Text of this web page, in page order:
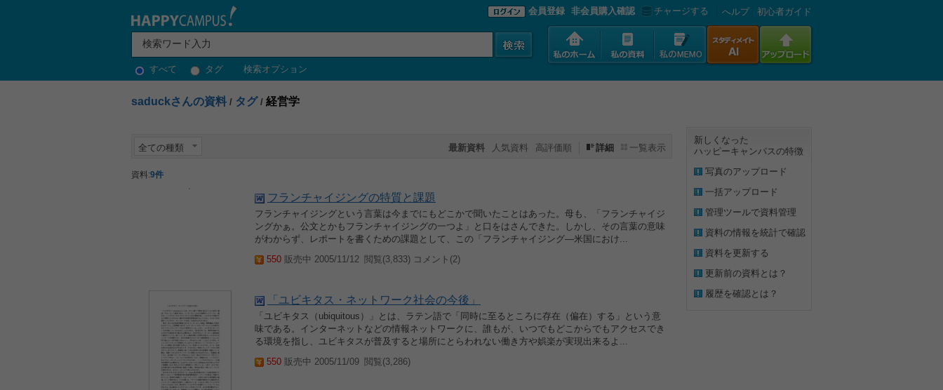
すべて タグ 検索オプション
会員登録 非会員購入確認 チャージする へルプ 初心者ガイド
saduckさんの資料 / タグ / 経営学
全ての種類 最新資料 人気資料 高評価順 詳細 一覧表示
資料:9件
フランチャイジングの特質と課題
フランチャイジングという言葉は今までにもどこかで聞いたことはあった。母も、「フランチャイジ
ングかぁ。公文とかもフランチャイジングの一つよ」と口をはさんできた。しかし、その言葉の意味
がわからず、レポートを書くための課題として、この「フランチャイジング―米国におけ...
550 販売中 2005/11/12 閲覧(3,833) コメント(2)
「ユビキタス・ネットワーク社会の今後」
「ユビキタス（ubiquitous）」とは、ラテン語で「同時に至るところに存在（偏在）する」という意
味である。インターネットなどの情報ネットワークに、誰もが、いつでもどこからでもアクセスでき
る環境を指し、ユビキタスが普及すると場所にとらわれない働き方や娯楽が実現出来るよ...
550 販売中 2005/11/09 閲覧(3,286)
新しくなった
ハッピーキャンパスの特徴
写真のアップロード
一括アップロード
管理ツールで資料管理
資料の情報を統計で確認
資料を更新する
更新前の資料とは？
履歴を確認とは？